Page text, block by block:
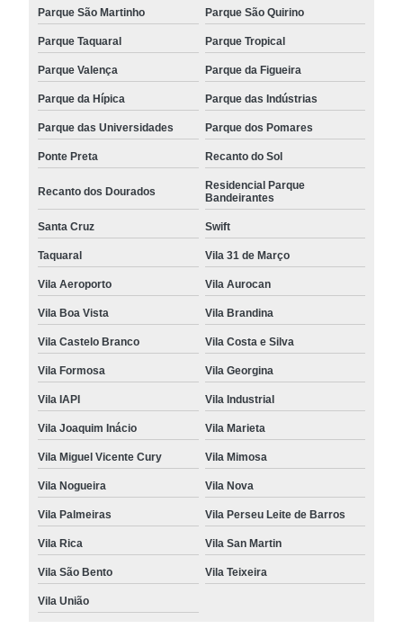
Parque São Martinho Parque São Quirino
Parque Taquaral Parque Tropical
Parque Valença Parque da Figueira
Parque da Hípica Parque das Indústrias
Parque das Universidades Parque dos Pomares
Ponte Preta Recanto do Sol
Recanto dos Dourados
Residencial Parque
Bandeirantes
Santa Cruz Swift
Taquaral Vila 31 de Março
Vila Aeroporto Vila Aurocan
Vila Boa Vista Vila Brandina
Vila Castelo Branco Vila Costa e Silva
Vila Formosa Vila Georgina
Vila IAPI Vila Industrial
Vila Joaquim Inácio Vila Marieta
Vila Miguel Vicente Cury Vila Mimosa
Vila Nogueira Vila Nova
Vila Palmeiras Vila Perseu Leite de Barros
Vila Rica Vila San Martin
Vila São Bento Vila Teixeira
Vila União